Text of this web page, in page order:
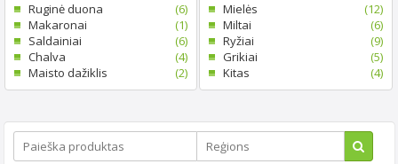
Ruginė duona
(6)
Makaronai
(1)
Saldainiai
(6)
Chalva
(4)
Maisto dažiklis
(2)
Mielės
(12)
Miltai
(6)
Ryžiai
(9)
Grikiai
(5)
Kitas
(4)